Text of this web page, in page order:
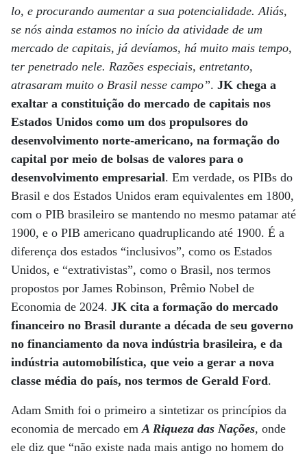
lo, e procurando aumentar a sua potencialidade. Ali­ás,
se nós ainda estamos no início da atividade de um
mercado de capitais, já devíamos, há muito mais tempo,
ter penetrado nele. Razões especiais, entretanto,
atrasaram muito o Brasil nesse campo”. JK chega a
exaltar a constituição do mercado de capitais nos
Estados Unidos como um dos propulsores do
desenvolvimento norte-americano, na formação do
capital por meio de bolsas de valores para o
desenvolvimento empresarial. Em verdade, os PIBs do
Brasil e dos Estados Unidos eram equivalentes em 1800,
com o PIB brasileiro se mantendo no mesmo patamar até
1900, e o PIB americano quadruplicando até 1900. É a
diferença dos estados “inclusivos”, como os Estados
Unidos, e “extrativistas”, como o Brasil, nos termos
propostos por James Robinson, Prêmio Nobel de
Economia de 2024. JK cita a formação do mercado
financeiro no Brasil durante a década de seu governo
no financiamento da nova indústria brasileira, e da
indústria automobilística, que veio a gerar a nova
classe média do país, nos termos de Gerald Ford.
Adam Smith foi o primeiro a sintetizar os princípios da
economia de mercado emA Riqueza das Nações, onde
ele diz que “não existe nada mais antigo no homem do